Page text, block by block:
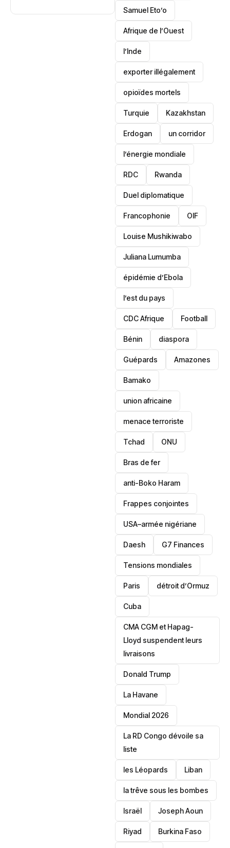
les
cryptomonnaies
dans le viseur
Samuel Eto’o
Afrique de l’Ouest
l’Inde
exporter illégalement
opioïdes mortels
‎Turquie Kazakhstan
Erdogan un corridor
l’énergie mondiale
RDC Rwanda
Duel diplomatique
Francophonie OIF
Louise Mushikiwabo
Juliana Lumumba
épidémie d’Ebola
l’est du pays
CDC Afrique Football
Bénin diaspora
Guépards Amazones
Bamako
union africaine
menace terroriste
‎Tchad ONU
Bras de fer
anti-Boko Haram
Frappes conjointes
USA–armée nigériane
Daesh ‎G7 Finances
Tensions mondiales
Paris détroit d’Ormuz
‎Cuba
CMA CGM et Hapag-
Lloyd suspendent leurs
livraisons
Donald Trump
La Havane
Mondial 2026
La RD Congo dévoile sa
liste
les Léopards ‎Liban
la trêve sous les bombes
Israël Joseph Aoun
Riyad Burkina Faso